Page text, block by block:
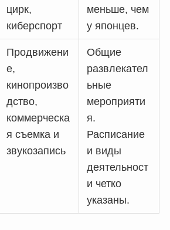
цирк,
киберспорт
меньше, чем
у японцев.
Продвижени
е,
кинопроизво
дство,
коммерческа
я съемка и
звукозапись
Общие
развлекател
ьные
мероприяти
я.
Расписание
и виды
деятельност
и четко
указаны.